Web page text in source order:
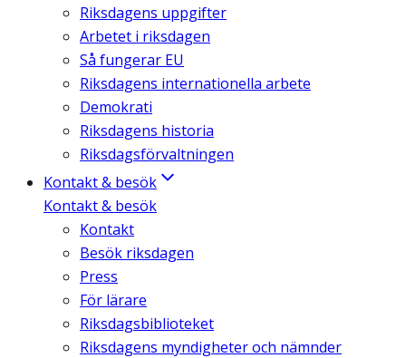
Riksdagens uppgifter
Arbetet i riksdagen
Så fungerar EU
Riksdagens internationella arbete
Demokrati
Riksdagens historia
Riksdagsförvaltningen
Kontakt & besök
Kontakt & besök
Kontakt
Besök riksdagen
Press
För lärare
Riksdagsbiblioteket
Riksdagens myndigheter och nämnder